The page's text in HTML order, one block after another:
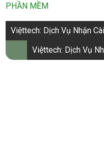
PHẦN MỀM
Điều
hướng
bài
Việttech: Dịch Vụ Nhận
Việttech: Dịch Vụ